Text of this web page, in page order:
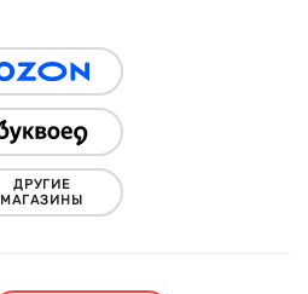
ДРУГИЕ
МАГАЗИНЫ